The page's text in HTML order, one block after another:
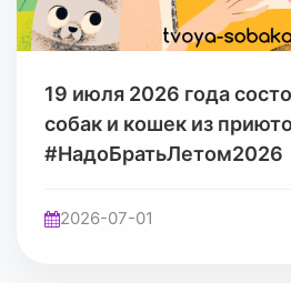
19 июля 2026 года
собак и кошек из
#НадоБратьЛетом2026
2026-07-01